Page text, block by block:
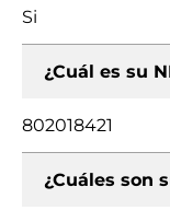
Si
¿Cuál es su
802018421
¿Cuáles son